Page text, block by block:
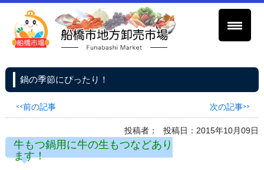
鍋の季節にぴったり！
<<前の記事 次の記事>>
投稿者： 投稿日：2015年10月09日
牛もつ鍋用に牛の生もつなどあり
ます！